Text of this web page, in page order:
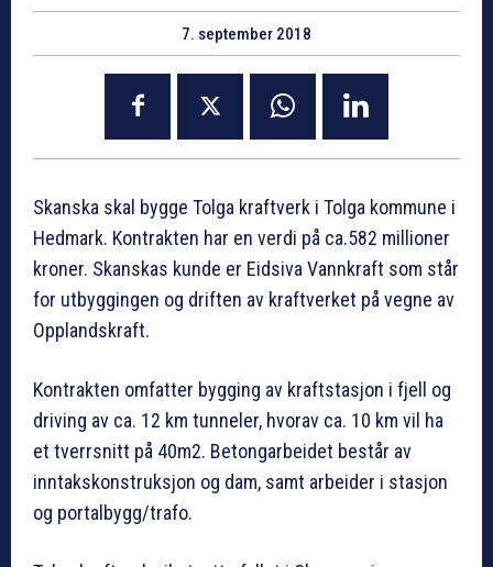
7. september 2018
Skanska skal bygge Tolga kraftverk i Tolga kommune i
Hedmark. Kontrakten har en verdi på ca.582 millioner
kroner. Skanskas kunde er Eidsiva Vannkraft som står
for utbyggingen og driften av kraftverket på vegne av
Opplandskraft.
Kontrakten omfatter bygging av kraftstasjon i fjell og
driving av ca. 12 km tunneler, hvorav ca. 10 km vil ha
et tverrsnitt på 40m2. Betongarbeidet består av
inntakskonstruksjon og dam, samt arbeider i stasjon
og portalbygg/trafo.